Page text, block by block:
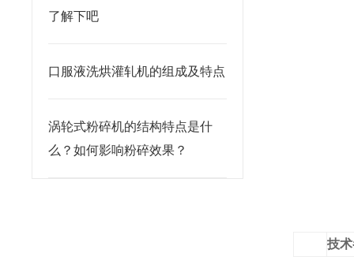
了解下吧
口服液洗烘灌轧机的组成及特点
涡轮式粉碎机的结构特点是什
么？如何影响粉碎效果？
技